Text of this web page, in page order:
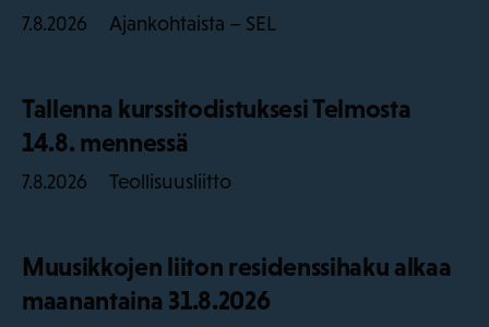
7.8.2026 Ajankohtaista – SEL
Tallenna kurssitodistuksesi Telmosta
14.8. mennessä
7.8.2026 Teollisuusliitto
Muusikkojen liiton residenssihaku alkaa
maanantaina 31.8.2026